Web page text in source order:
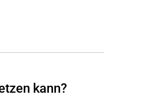
kann?